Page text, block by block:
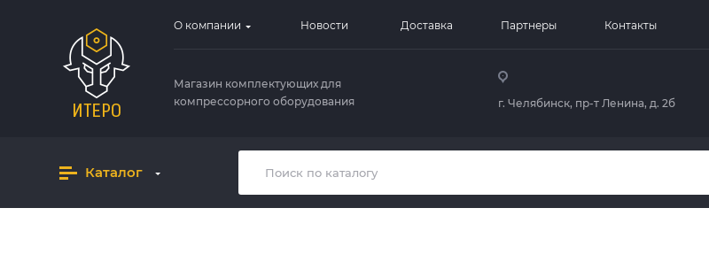
О компании Новости Доставка Партнеры Контакты
Магазин комплектующих для
компрессорного оборудования
г. Челябинск, пр-т Ленина, д. 2б
Каталог